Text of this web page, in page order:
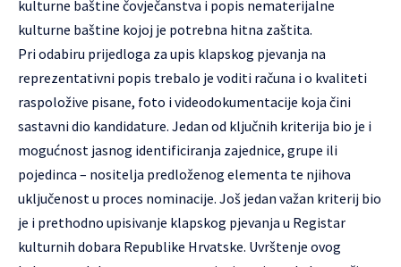
kulturne baštine čovječanstva i popis nematerijalne
kulturne baštine kojoj je potrebna hitna zaštita.
Pri odabiru prijedloga za upis klapskog pjevanja na
reprezentativni popis trebalo je voditi računa i o kvaliteti
raspoložive pisane, foto i videodokumentacije koja čini
sastavni dio kandidature. Jedan od ključnih kriterija bio je i
mogućnost jasnog identificiranja zajednice, grupe ili
pojedinca – nositelja predloženog elementa te njihova
uključenost u proces nominacije. Još jedan važan kriterij bio
je i prethodno upisivanje klapskog pjevanja u Registar
kulturnih dobara Republike Hrvatske. Uvrštenje ovog